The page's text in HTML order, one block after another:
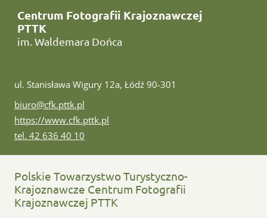
Centrum Fotografii Krajoznawczej
PTTK
im. Waldemara Dońca
ul. Stanisława Wigury 12a, Łódź 90-301
e-mail:
biuro@cfk.pttk.pl
www:
https://www.cfk.pttk.pl
tel:
tel. 42 636 40 10
Polskie Towarzystwo Turystyczno-
Krajoznawcze Centrum Fotografii
Krajoznawczej PTTK